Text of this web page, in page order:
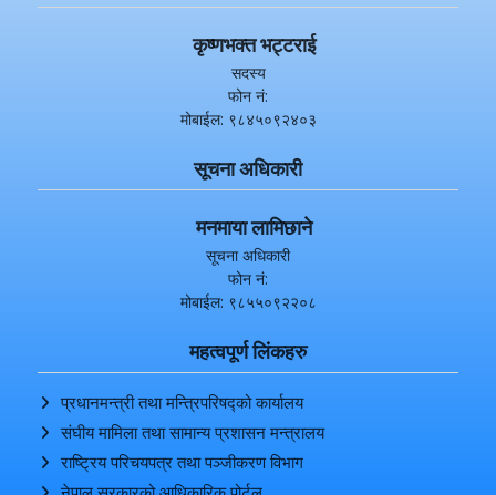
कृष्णभक्त भट्टराई
सदस्य
फोन नं:
मोबाईल: ९८४५०९२४०३
सूचना अधिकारी
मनमाया लामिछाने
सूचना अधिकारी
फोन नं:
मोबाईल: ९८५५०९२२०८
महत्वपूर्ण लिंकहरु
प्रधानमन्त्री तथा मन्त्रिपरिषद्को कार्यालय
संघीय मामिला तथा सामान्य प्रशासन मन्त्रालय
राष्ट्रिय परिचयपत्र तथा पञ्‍जीकरण विभाग